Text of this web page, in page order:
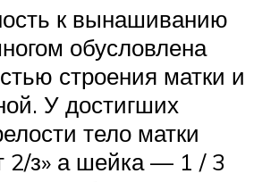
к вынашиванию
обусловлена
строения матки и
У достигших
тело матки
2/з» а шейка — 1 / 3